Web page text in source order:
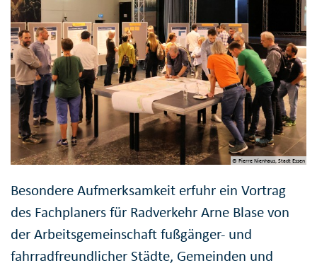
© Pierre Nienhaus, Stadt Essen
Besondere Aufmerksamkeit erfuhr ein Vortrag
des Fachplaners für Radverkehr Arne Blase von
der Arbeitsgemeinschaft fußgänger- und
fahrradfreundlicher Städte, Gemeinden und